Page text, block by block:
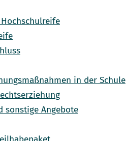
in der Schule
sonstige Angebote